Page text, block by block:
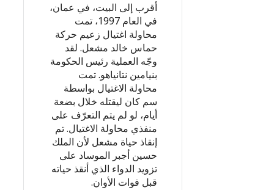
أقرب إلى البيت، في عمان،
في العام 1997، تمت
محاولة اغتيال زعيم حركة
حماس خالد مشعل. لقد
وجّه العملية رئيس الحكومة
بنيامين نتانياهو. تمت
محاولة الاغتيال بواسطة
سم كان ليقتله خلال بضعة
أيام، لو لم يتم التعرّف على
منفذي محاولة الاغتيال. تم
إنقاذ حياة مشعل لأن الملك
حسين أجبر الموساد على
تزويد الدواء الذي أنقذ حياته
قبل فوات الأوان.